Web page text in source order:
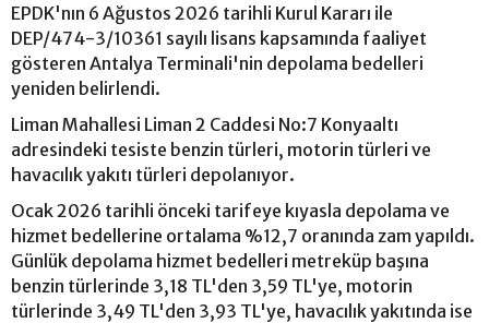
EPDK'nın 6 Ağustos 2026 tarihli Kurul Kararı ile
DEP/474-3/10361 sayılı lisans kapsamında faaliyet
gösteren Antalya Terminali'nin depolama bedelleri
yeniden belirlendi.
Liman Mahallesi Liman 2 Caddesi No:7 Konyaaltı
adresindeki tesiste benzin türleri, motorin türleri ve
havacılık yakıtı türleri depolanıyor.
Ocak 2026 tarihli önceki tarifeye kıyasla depolama ve
hizmet bedellerine ortalama %12,7 oranında zam yapıldı.
Günlük depolama hizmet bedelleri metreküp başına
benzin türlerinde 3,18 TL'den 3,59 TL'ye, motorin
türlerinde 3,49 TL'den 3,93 TL'ye, havacılık yakıtında ise